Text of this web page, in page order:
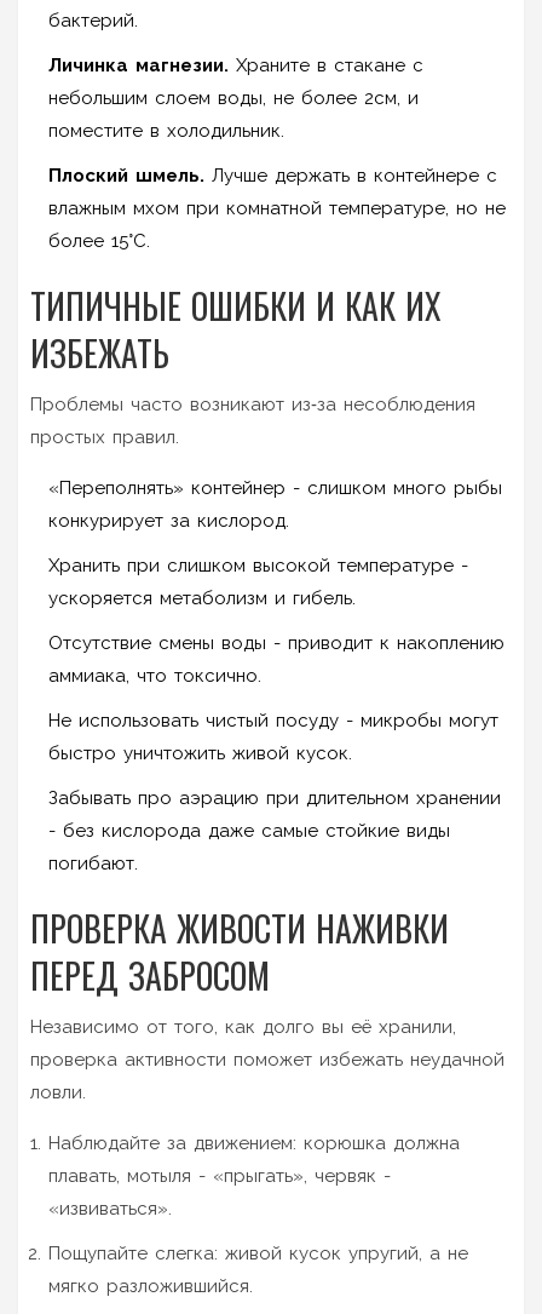
бактерий.
Личинка магнезии. Храните в стакане с
небольшим слоем воды, не более 2см, и
поместите в холодильник.
Плоский шмель. Лучше держать в контейнере с
влажным мхом при комнатной температуре, но не
более 15°C.
ТИПИЧНЫЕ ОШИБКИ И КАК ИХ
ИЗБЕЖАТЬ
Проблемы часто возникают из‑за несоблюдения
простых правил.
«Переполнять» контейнер - слишком много рыбы
конкурирует за кислород.
Хранить при слишком высокой температуре -
ускоряется метаболизм и гибель.
Отсутствие смены воды - приводит к накоплению
аммиака, что токсично.
Не использовать чистый посуду - микробы могут
быстро уничтожить живой кусок.
Забывать про аэрацию при длительном хранении
- без кислорода даже самые стойкие виды
погибают.
ПРОВЕРКА ЖИВОСТИ НАЖИВКИ
ПЕРЕД ЗАБРОСОМ
Независимо от того, как долго вы её хранили,
проверка активности поможет избежать неудачной
ловли.
Наблюдайте за движением: корюшка должна
плавать, мотыля - «прыгать», червяк -
«извиваться».
Пощупайте слегка: живой кусок упругий, а не
мягко разложившийся.